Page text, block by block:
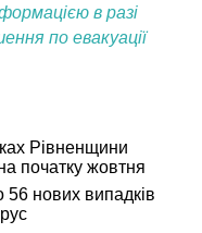
в разі
по евакуації
Рівненщини
початку жовтня
нових випадків